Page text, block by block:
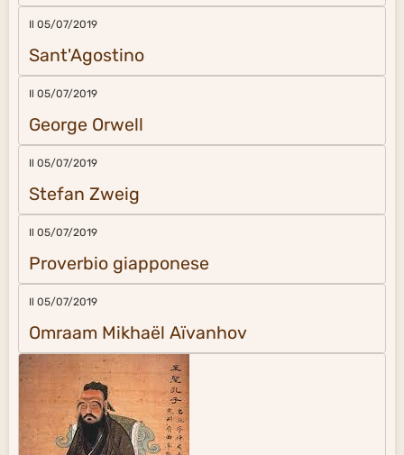
Il 05/07/2019
Sant'Agostino
Il 05/07/2019
George Orwell
Il 05/07/2019
Stefan Zweig
Il 05/07/2019
Proverbio giapponese
Il 05/07/2019
Omraam Mikhaël Aïvanhov